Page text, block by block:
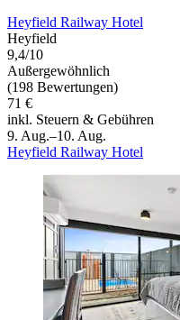
Heyfield Railway Hotel
Heyfield
9,4/10
Außergewöhnlich
(198 Bewertungen)
71 €
inkl. Steuern & Gebühren
9. Aug.–10. Aug.
Heyfield Railway Hotel